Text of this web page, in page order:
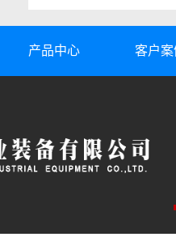
产品中心 客户案